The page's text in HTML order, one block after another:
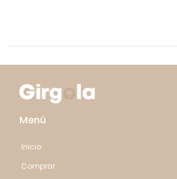
Menú
Inicio
Comprar